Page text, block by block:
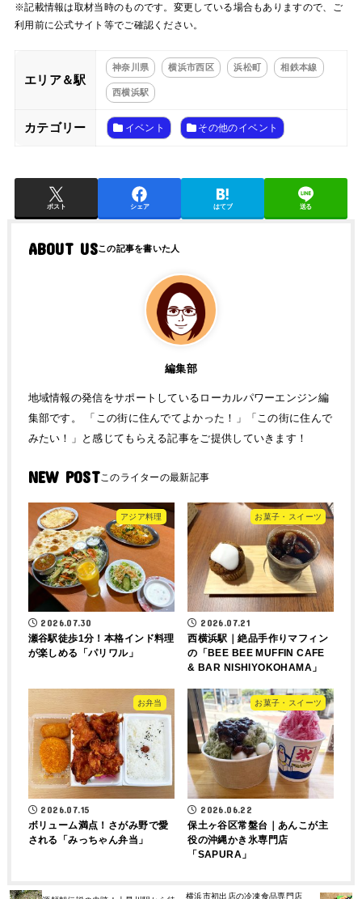
※記載情報は取材当時のものです。変更している場合もありますので、ご
利用前に公式サイト等でご確認ください。
エリア＆駅
神奈川県 横浜市西区 浜松町 相鉄本線
西横浜駅
カテゴリー イベント その他のイベント
ポスト シェア はてブ 送る
ABOUT US
編集部
地域情報の発信をサポートしているローカルパワーエンジン編
集部です。 「この街に住んでてよかった！」「この街に住んで
みたい！」と感じてもらえる記事をご提供していきます！
NEW POST
アジア料理
2026.07.30
瀬谷駅徒歩1分！本格インド料理
が楽しめる「パリワル」
お菓子・スイーツ
2026.07.21
西横浜駅｜絶品手作りマフィン
の「BEE BEE MUFFIN CAFE
& BAR NISHIYOKOHAMA」
お弁当
2026.07.15
ボリューム満点！さがみ野で愛
される「みっちゃん弁当」
お菓子・スイーツ
2026.06.22
保土ヶ谷区常盤台｜あんこが主
役の沖縄かき氷専門店
「SAPURA」
横浜市初出店の冷凍食品専門店